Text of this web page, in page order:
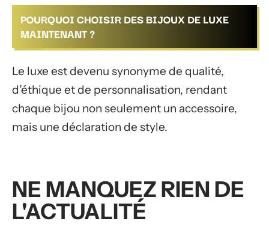
POURQUOI CHOISIR DES BIJOUX DE LUXE
MAINTENANT ?
Le luxe est devenu synonyme de qualité,
d’éthique et de personnalisation, rendant
chaque bijou non seulement un accessoire,
mais une déclaration de style.
NE MANQUEZ RIEN DE
L'ACTUALITÉ